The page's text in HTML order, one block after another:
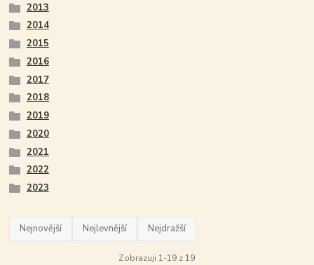
2013
2014
2015
2016
2017
2018
2019
2020
2021
2022
2023
Nejnovější Nejlevnější Nejdražší
Zobrazuji 1-19 z 19